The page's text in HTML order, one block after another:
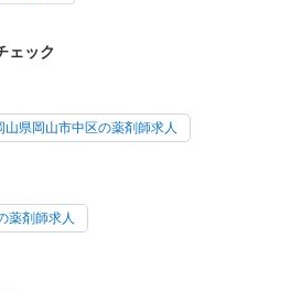
ェック
山県岡山市中区の薬剤師求人
薬剤師求人